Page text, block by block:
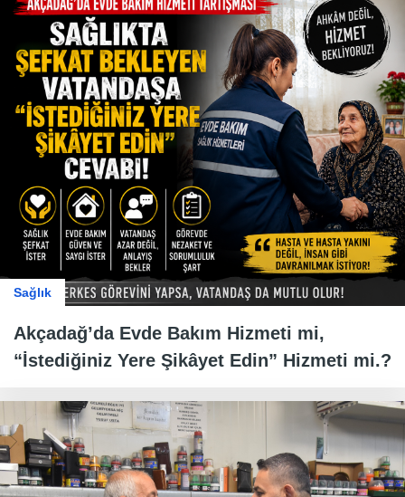
Sağlık
Akçadağ’da Evde Bakım Hizmeti mi,
“İstediğiniz Yere Şikâyet Edin” Hizmeti mi.?